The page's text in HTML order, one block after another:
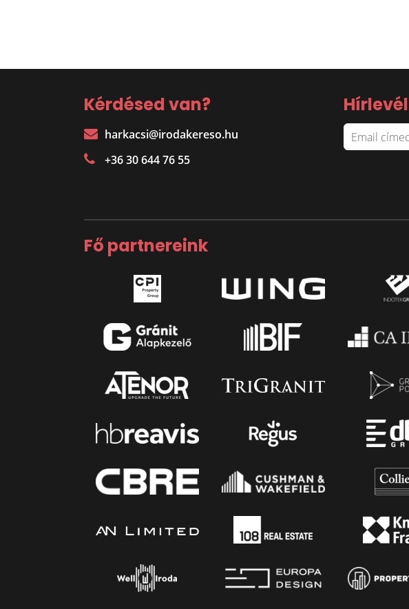
Kérdésed van?
harkacsi@irodakereso.hu
+36 30 644 76 55
Hírlevél
Fő partnereink